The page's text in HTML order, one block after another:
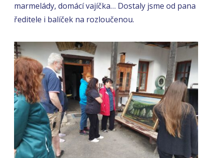
marmelády, domácí vajíčka… Dostaly jsme od pana
ředitele i balíček na rozloučenou.